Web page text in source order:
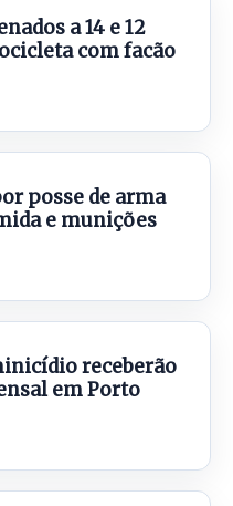
a 14 e 12
com facão
posse de arma
e munições
receberão
em Porto